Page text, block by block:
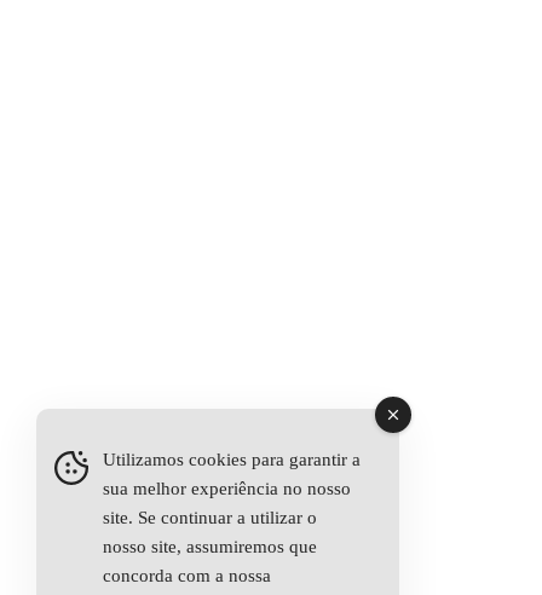
Utilizamos cookies para garantir a
sua melhor experiência no nosso
site. Se continuar a utilizar o
nosso site, assumiremos que
concorda com a nossa